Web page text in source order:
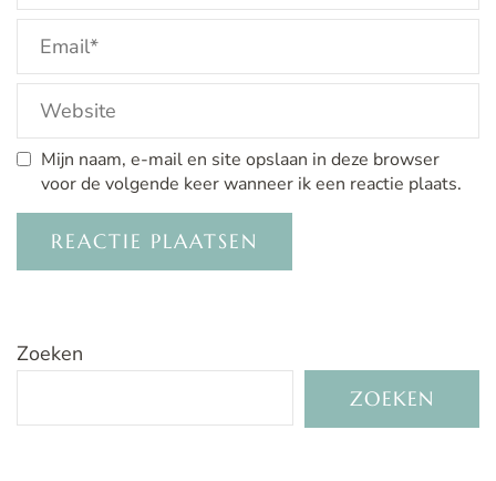
Mijn naam, e-mail en site opslaan in deze browser
voor de volgende keer wanneer ik een reactie plaats.
Zoeken
ZOEKEN